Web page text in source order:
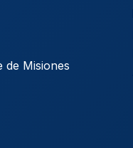
de Misiones